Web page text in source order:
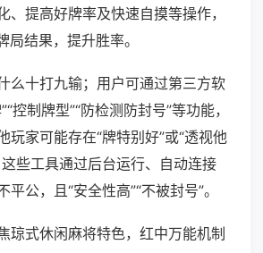
、提高好牌率及快速自摸等操作，
局结果，提升胜率。
么十打九输；用户可通过第三方软
控制牌型”“防检测防封号”等功能，
玩家可能存在“牌特别好”或“透视他
些工具通过后台运行、自动连接
公，且“安全性高”“不被封号”。
琼式休闲麻将特色，红中万能机制